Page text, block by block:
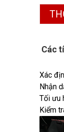
Các
Xác
Nhận
Tối ưu
Kiểm